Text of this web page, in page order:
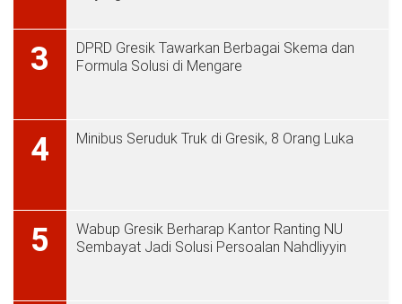
3
DPRD Gresik Tawarkan Berbagai Skema dan
Formula Solusi di Mengare
4 Minibus Seruduk Truk di Gresik, 8 Orang Luka
5
Wabup Gresik Berharap Kantor Ranting NU
Sembayat Jadi Solusi Persoalan Nahdliyyin